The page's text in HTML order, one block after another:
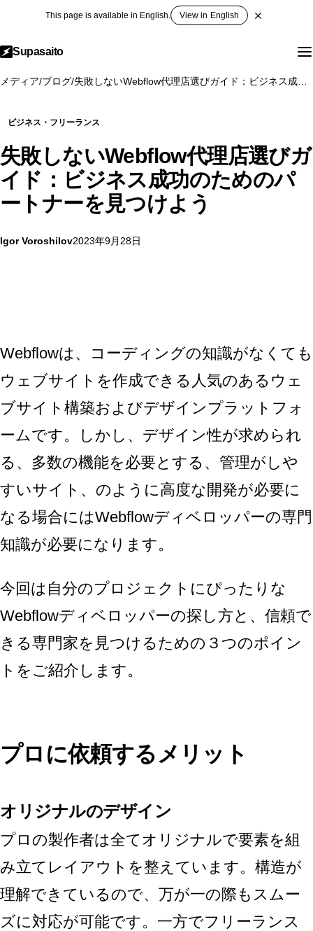
This page is available in English. View in English
Supasaito
メディア/ブログ/
ビジネス・フリーランス
失敗しないWebflow代理店選びガ
イド：ビジネス成功のためのパ
ートナーを見つけよう
Igor Voroshilov2023年9月28日
Webflowは、コーディングの知識がなくても
ウェブサイトを作成できる人気のあるウェ
ブサイト構築およびデザインプラットフォ
ームです。しかし、デザイン性が求められ
る、多数の機能を必要とする、管理がしや
すいサイト、のように高度な開発が必要に
なる場合にはWebflowディベロッパーの専門
知識が必要になります。
今回は自分のプロジェクトにぴったりな
Webflowディベロッパーの探し方と、信頼で
きる専門家を見つけるための３つのポイン
トをご紹介します。
プロに依頼するメリット
オリジナルのデザイン
プロの製作者は全てオリジナルで要素を組
み立てレイアウトを整えています。構造が
理解できているので、万が一の際もスムー
ズに対応が可能です。一方でフリーランス